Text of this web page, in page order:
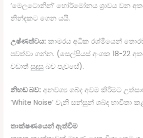
‘මෙලටොනින්’ හෝර්මෝනය ශ්‍රාවය වන
නින්දකට ගෙන යයි.
උෂ්ණත්වය: කාමරය අධික රශ්මියෙන්
පවත්වා ගන්න. (සෙල්සියස් අංශක 18-22
වඩාත් සුදුසු බව පැවසේ).
නිහඬ බව: අනවශ්‍ය ශබ්ද අවම කිරීමට
‘White Noise’ වැනි සන්සුන් ශබ්ද භාවිතා
තාක්ෂණයෙන් ඈත්වීම